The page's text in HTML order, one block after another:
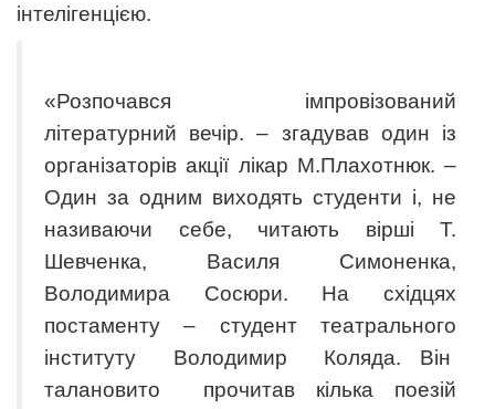
інтелігенцією.
«Розпочався імпровізований
літературний вечір. – згадував один із
організаторів акції лікар М.Плахотнюк. –
Один за одним виходять студенти і, не
називаючи себе, читають вірші Т.
Шевченка, Василя Симоненка,
Володимира Сосюри. На східцях
постаменту – студент театрального
інституту Володимир Коляда. Він
талановито прочитав кілька поезій